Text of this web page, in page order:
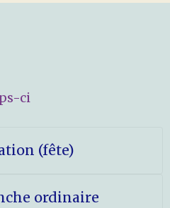
ci
(fête)
ordinaire